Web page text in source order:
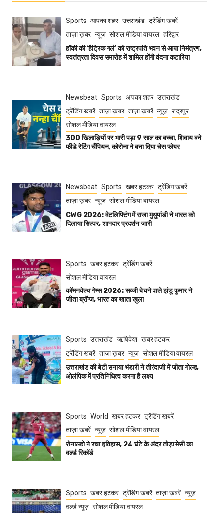
Sports आपका शहर उत्तराखंड ट्रेंडिंग खबरें
ताज़ा ख़बर न्यूज़ सोशल मीडिया वायरल हरिद्वार
हॉकी की ‘हैट्रिक गर्ल’ को राष्ट्रपति भवन से आया निमंत्रण,
स्वतंत्रता दिवस समारोह में शामिल होंगी वंदना कटारिया
Newsbeat Sports आपका शहर उत्तराखंड
ट्रेंडिंग खबरें ताज़ा ख़बर ताज़ा ख़बरें न्यूज़ रुद्रपुर
सोशल मीडिया वायरल
300 खिलाड़ियों पर भारी पड़ा 9 साल का बच्चा, शिवाय बने
फीडे रेटिंग चैंपियन, कोरोना ने बना दिया चेस प्लेयर
Newsbeat Sports खबर हटकर ट्रेंडिंग खबरें
ताज़ा ख़बर न्यूज़ सोशल मीडिया वायरल
CWG 2026: वेटलिफ्टिंग में राजा मुथुपांडी ने भारत को
दिलाया सिल्वर, शानदार प्रदर्शन जारी
Sports खबर हटकर ट्रेंडिंग खबरें
सोशल मीडिया वायरल
कॉमनवेल्थ गेम्स 2026: सब्जी बेचने वाले झंडू कुमार ने
जीता ब्रॉन्ज, भारत का खाता खुला
Sports उत्तराखंड ऋषिकेश खबर हटकर
ट्रेंडिंग खबरें ताज़ा ख़बर न्यूज़ सोशल मीडिया वायरल
उत्तराखंड की बेटी सनाया भंडारी ने तीरंदाजी में जीता गोल्ड,
ओलंपिक में प्रतिनिधित्व करना है लक्ष्य
Sports World खबर हटकर ट्रेंडिंग खबरें
ताज़ा ख़बरें न्यूज़ सोशल मीडिया वायरल
रोनाल्डो ने रचा इतिहास, 24 घंटे के अंदर तोड़ा मेसी का
वर्ल्ड रिकॉर्ड
Sports खबर हटकर ट्रेंडिंग खबरें ताज़ा ख़बरें न्यूज़
वर्ल्ड न्यूज़ सोशल मीडिया वायरल